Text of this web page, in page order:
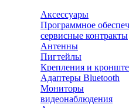
Аксессуары
Программное
сервисные контракты
Антенны
Пигтейлы
Крепления и
Адаптеры Bluetooth
Мониторы
видеонаблюдения